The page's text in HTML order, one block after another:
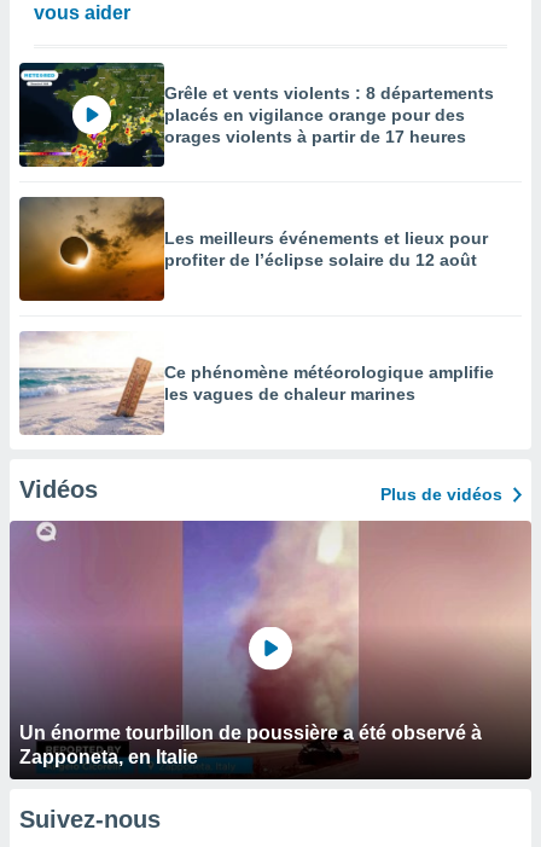
vous aider
Grêle et vents violents : 8 départements
placés en vigilance orange pour des
orages violents à partir de 17 heures
Les meilleurs événements et lieux pour
profiter de l’éclipse solaire du 12 août
Ce phénomène météorologique amplifie
les vagues de chaleur marines
Vidéos Plus de vidéos
Un énorme tourbillon de poussière a été observé à
Zapponeta, en Italie
Suivez-nous